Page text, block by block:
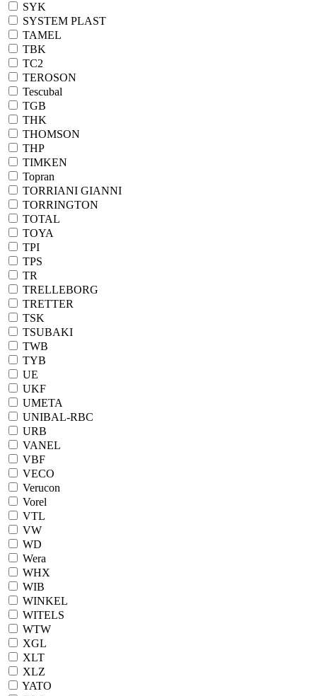
SYK
SYSTEM PLAST
TAMEL
TBK
TC2
TEROSON
Tescubal
TGB
THK
THOMSON
THP
TIMKEN
Topran
TORRIANI GIANNI
TORRINGTON
TOTAL
TOYA
TPI
TPS
TR
TRELLEBORG
TRETTER
TSK
TSUBAKI
TWB
TYB
UE
UKF
UMETA
UNIBAL-RBC
URB
VANEL
VBF
VECO
Verucon
Vorel
VTL
VW
WD
Wera
WHX
WIB
WINKEL
WITELS
WTW
XGL
XLT
XLZ
YATO